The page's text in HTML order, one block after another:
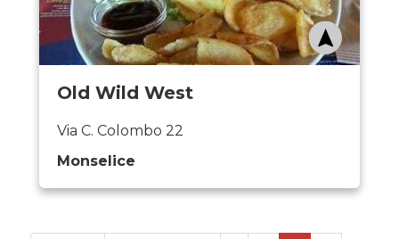
Old Wild West
Via C. Colombo 22
Monselice